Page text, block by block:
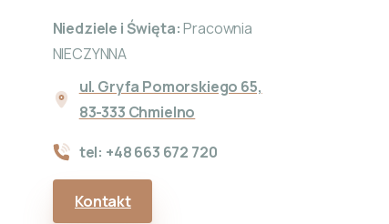
Niedziele i Święta:Pracownia
NIECZYNNA
ul. Gryfa Pomorskiego 65,
83-333 Chmielno
tel: +48 663 672 720
Kontakt